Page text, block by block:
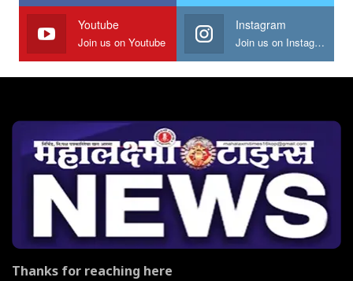
Youtube
Join us on Youtube
Instagram
Join us on Instagram
Thanks for reaching here